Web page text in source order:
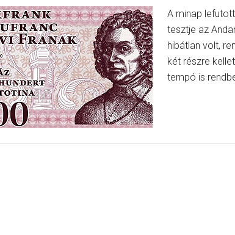
A minap
tesztje az
hibátlan volt,
két részre
tempó is